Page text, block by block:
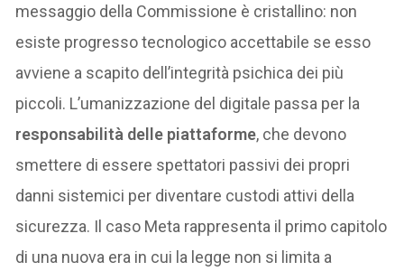
messaggio della Commissione è cristallino: non
esiste progresso tecnologico accettabile se esso
avviene a scapito dell’integrità psichica dei più
piccoli. L’umanizzazione del digitale passa per la
responsabilità delle piattaforme, che devono
smettere di essere spettatori passivi dei propri
danni sistemici per diventare custodi attivi della
sicurezza. Il caso Meta rappresenta il primo capitolo
di una nuova era in cui la legge non si limita a